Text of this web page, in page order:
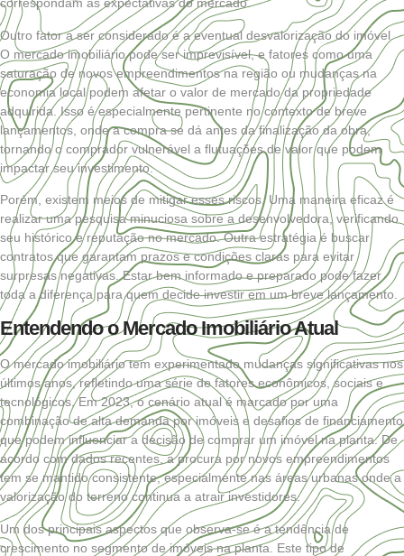
correspondam às expectativas do mercado.
Outro fator a ser considerado é a eventual desvalorização do imóvel.
O mercado imobiliário pode ser imprevisível, e fatores como uma
saturação de novos empreendimentos na região ou mudanças na
economia local podem afetar o valor de mercado da propriedade
adquirida. Isso é especialmente pertinente no contexto de breve
lançamentos, onde a compra se dá antes da finalização da obra,
tornando o comprador vulnerável a flutuações de valor que podem
impactar seu investimento.
Porém, existem meios de mitigar esses riscos. Uma maneira eficaz é
realizar uma pesquisa minuciosa sobre a desenvolvedora, verificando
seu histórico e reputação no mercado. Outra estratégia é buscar
contratos que garantam prazos e condições claras para evitar
surpresas negativas. Estar bem informado e preparado pode fazer
toda a diferença para quem decide investir em um breve lançamento.
Entendendo o Mercado Imobiliário Atual
O mercado imobiliário tem experimentado mudanças significativas nos
últimos anos, refletindo uma série de fatores econômicos, sociais e
tecnológicos. Em 2023, o cenário atual é marcado por uma
combinação de alta demanda por imóveis e desafios de financiamento
que podem influenciar a decisão de comprar um imóvel na planta. De
acordo com dados recentes, a procura por novos empreendimentos
tem se mantido consistente, especialmente nas áreas urbanas onde a
valorização do terreno continua a atrair investidores.
Um dos principais aspectos que observa-se é a tendência de
crescimento no segmento de imóveis na planta. Este tipo de